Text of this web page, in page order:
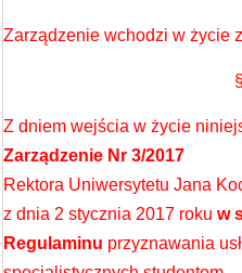
Zarządzenie wchodzi w życie
Z dniem wejścia w życie
Zarządzenie Nr 3/2017
Rektora Uniwersytetu Jana
z dnia 2 stycznia 2017 roku w
Regulaminu przyznawania